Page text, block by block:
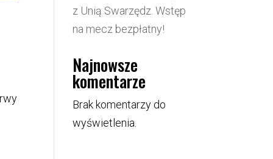
z Unią Swarzędz. Wstęp
na mecz bezpłatny!
Najnowsze
komentarze
Brak komentarzy do
wyświetlenia.